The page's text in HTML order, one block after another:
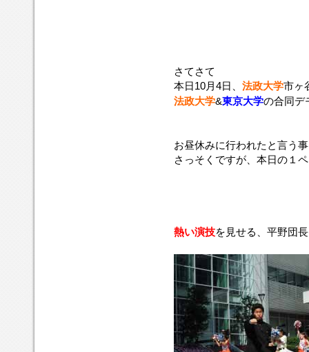
さてさて
本日10月4日、 法政大学市ヶ
法政大学&東京大学の合同デ
お昼休みに行われたと言う
さっそくですが、本日の１
熱い演技を見せる、平野団